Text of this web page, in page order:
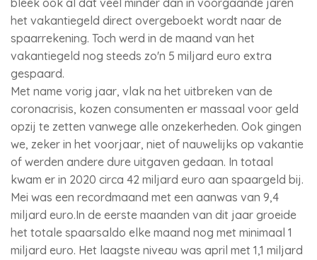
bleek ook al dat veel minder dan in voorgaande jaren
het vakantiegeld direct overgeboekt wordt naar de
spaarrekening. Toch werd in de maand van het
vakantiegeld nog steeds zo'n 5 miljard euro extra
gespaard.
Met name vorig jaar, vlak na het uitbreken van de
coronacrisis, kozen consumenten er massaal voor geld
opzij te zetten vanwege alle onzekerheden. Ook gingen
we, zeker in het voorjaar, niet of nauwelijks op vakantie
of werden andere dure uitgaven gedaan. In totaal
kwam er in 2020 circa 42 miljard euro aan spaargeld bij.
Mei was een recordmaand met een aanwas van 9,4
miljard euro.In de eerste maanden van dit jaar groeide
het totale spaarsaldo elke maand nog met minimaal 1
miljard euro. Het laagste niveau was april met 1,1 miljard